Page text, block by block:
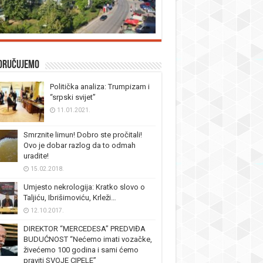
Politička analiza: Trumpizam i
“srpski svijet”
11.01.2021.
Smrznite limun! Dobro ste pročitali!
Ovo je dobar razlog da to odmah
uradite!
15.02.2018.
Umjesto nekrologija: Kratko slovo o
Taljiću, Ibrišimoviću, Krleži…
12.10.2017.
DIREKTOR “MERCEDESA” PREDVIĐA
BUDUĆNOST “Nećemo imati vozačke,
živećemo 100 godina i sami ćemo
praviti SVOJE CIPELE”